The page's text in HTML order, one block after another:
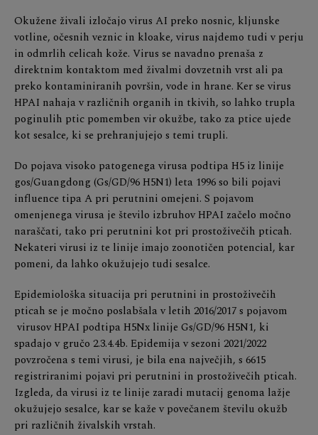
Okužene živali izločajo virus AI preko nosnic, kljunske
votline, očesnih veznic in kloake, virus najdemo tudi v perju
in odmrlih celicah kože. Virus se navadno prenaša z
direktnim kontaktom med živalmi dovzetnih vrst ali pa
preko kontaminiranih površin, vode in hrane. Ker se virus
HPAI nahaja v različnih organih in tkivih, so lahko trupla
poginulih ptic pomemben vir okužbe, tako za ptice ujede
kot sesalce, ki se prehranjujejo s temi trupli.
Do pojava visoko patogenega virusa podtipa H5 iz linije
gos/Guangdong (Gs/GD/96 H5N1) leta 1996 so bili pojavi
influence tipa A pri perutnini omejeni. S pojavom
omenjenega virusa je število izbruhov HPAI začelo močno
naraščati, tako pri perutnini kot pri prostoživečih pticah.
Nekateri virusi iz te linije imajo zoonotičen potencial, kar
pomeni, da lahko okužujejo tudi sesalce.
Epidemiološka situacija pri perutnini in prostoživečih
pticah se je močno poslabšala v letih 2016/2017 s pojavom
virusov HPAI podtipa H5Nx linije Gs/GD/96 H5N1, ki
spadajo v gručo 2.3.4.4b. Epidemija v sezoni 2021/2022
povzročena s temi virusi, je bila ena največjih, s 6615
registriranimi pojavi pri perutnini in prostoživečih pticah.
Izgleda, da virusi iz te linije zaradi mutacij genoma lažje
okužujejo sesalce, kar se kaže v povečanem številu okužb
pri različnih živalskih vrstah.